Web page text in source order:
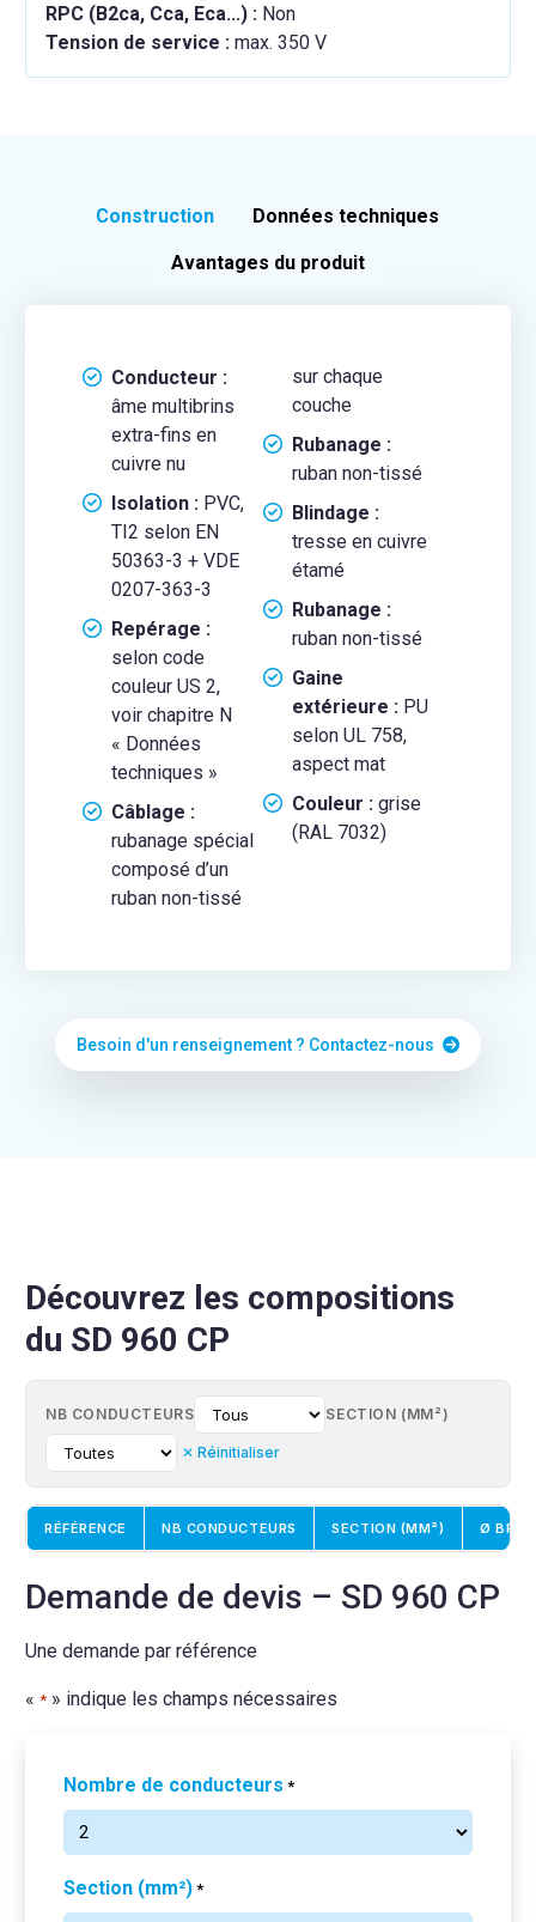
RPC (B2ca, Cca, Eca...) : Non
Tension de service : max. 350 V
Construction Données techniques
Avantages du produit
Conducteur :
âme multibrins
extra-fins en
cuivre nu
Isolation :PVC,
TI2 selon EN
50363-3 + VDE
0207-363-3
Repérage :
selon code
couleur US 2,
voir chapitre N
« Données
techniques »
Câblage :
rubanage spécial
composé d’un
ruban non-tissé
sur chaque
couche
Rubanage :
ruban non-tissé
Blindage :
tresse en cuivre
étamé
Rubanage :
ruban non-tissé
Gaine
extérieure :PU
selon UL 758,
aspect mat
Couleur :grise
(RAL 7032)
Besoin d'un renseignement ? Contactez-nous
Découvrez les compositions
du SD 960 CP
NB CONDUCTEURS SECTION (MM²)
✕ Réinitialiser
RÉFÉRENCE NB CONDUCTEURS SECTION (MM²) Ø
Demande de devis – SD 960 CP
Une demande par référence
« *» indique les champs nécessaires
Nombre de conducteurs *
Section (mm²) *